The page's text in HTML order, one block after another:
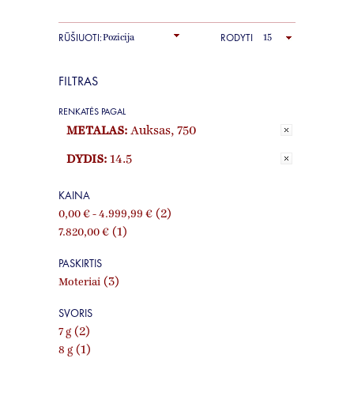
RŪŠIUOTI: RODYTI
FILTRAS
RENKATĖS PAGAL
METALAS: Auksas, 750
DYDIS: 14.5
KAINA
0,00 € - 4.999,99 € (2)
7.820,00 € (1)
PASKIRTIS
Moteriai (3)
SVORIS
7 g (2)
8 g (1)